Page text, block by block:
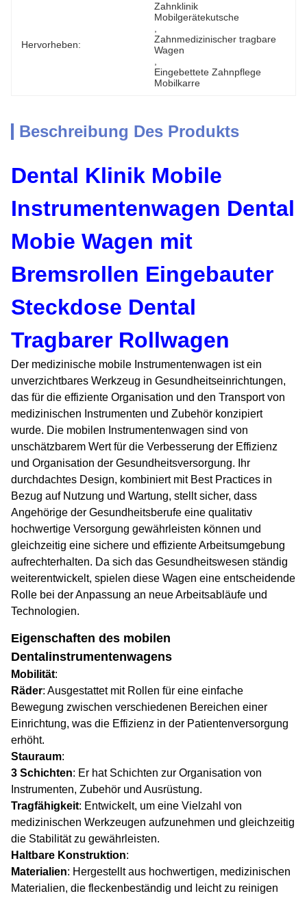
Hervorheben:
Zahnklinik
Mobilgerätekutsche
Zahnmedizinischer tragbare
Wagen
Eingebettete Zahnpflege
Mobilkarre
Beschreibung Des Produkts
Dental Klinik Mobile
Instrumentenwagen Dental
Mobie Wagen mit
Bremsrollen Eingebauter
Steckdose Dental
Tragbarer Rollwagen
Der medizinische mobile Instrumentenwagen ist ein
unverzichtbares Werkzeug in Gesundheitseinrichtungen,
das für die effiziente Organisation und den Transport von
medizinischen Instrumenten und Zubehör konzipiert
wurde. Die mobilen Instrumentenwagen sind von
unschätzbarem Wert für die Verbesserung der Effizienz
und Organisation der Gesundheitsversorgung. Ihr
durchdachtes Design, kombiniert mit Best Practices in
Bezug auf Nutzung und Wartung, stellt sicher, dass
Angehörige der Gesundheitsberufe eine qualitativ
hochwertige Versorgung gewährleisten können und
gleichzeitig eine sichere und effiziente Arbeitsumgebung
aufrechterhalten. Da sich das Gesundheitswesen ständig
weiterentwickelt, spielen diese Wagen eine entscheidende
Rolle bei der Anpassung an neue Arbeitsabläufe und
Technologien.
Eigenschaften des mobilen
Dentalinstrumentenwagens
Mobilität:
Räder: Ausgestattet mit Rollen für eine einfache
Bewegung zwischen verschiedenen Bereichen einer
Einrichtung, was die Effizienz in der Patientenversorgung
erhöht.
Stauraum:
3 Schichten: Er hat Schichten zur Organisation von
Instrumenten, Zubehör und Ausrüstung.
Tragfähigkeit: Entwickelt, um eine Vielzahl von
medizinischen Werkzeugen aufzunehmen und gleichzeitig
die Stabilität zu gewährleisten.
Haltbare Konstruktion:
Materialien: Hergestellt aus hochwertigen, medizinischen
Materialien, die fleckenbeständig und leicht zu reinigen